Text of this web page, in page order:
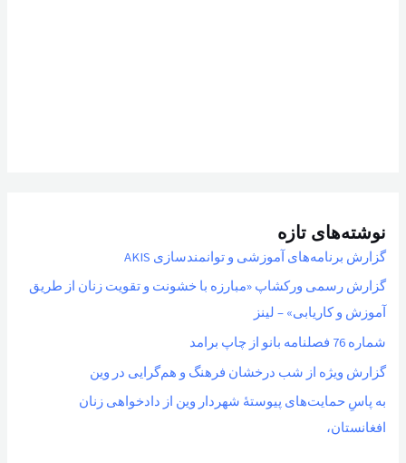
نوشته‌های تازه
گزارش برنامه‌های آموزشی و توانمندسازی AKIS
گزارش رسمی ورکشاپ «مبارزه با خشونت و تقویت زنان از طریق
آموزش و کاریابی» – لینز
شماره 76 فصلنامه بانو از چاپ برامد
گزارش ویژه از شب درخشان فرهنگ و هم‌گرایی در وین
به پاسِ حمایت‌های پیوستهٔ شهردار وین از دادخواهی زنان
افغانستان،